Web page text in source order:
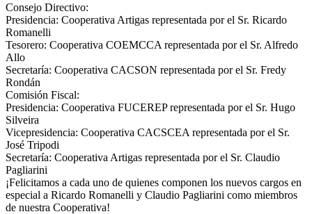
Consejo Directivo:
Presidencia: Cooperativa Artigas representada por el Sr. Ricardo
Romanelli
Tesorero: Cooperativa COEMCCA representada por el Sr. Alfredo
Allo
Secretaría: Cooperativa CACSON representada por el Sr. Fredy
Rondán
Comisión Fiscal:
Presidencia: Cooperativa FUCEREP representada por el Sr. Hugo
Silveira
Vicepresidencia: Cooperativa CACSCEA representada por el Sr.
José Tripodi
Secretaría: Cooperativa Artigas representada por el Sr. Claudio
Pagliarini
¡Felicitamos a cada uno de quienes componen los nuevos cargos en
especial a Ricardo Romanelli y Claudio Pagliarini como miembros
de nuestra Cooperativa!